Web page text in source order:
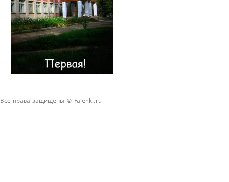
Все права защищены © Falenki.ru